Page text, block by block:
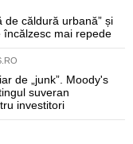
de căldură urbană” și
încălzesc mai repede
de „junk”. Moody's
suveran
investitori